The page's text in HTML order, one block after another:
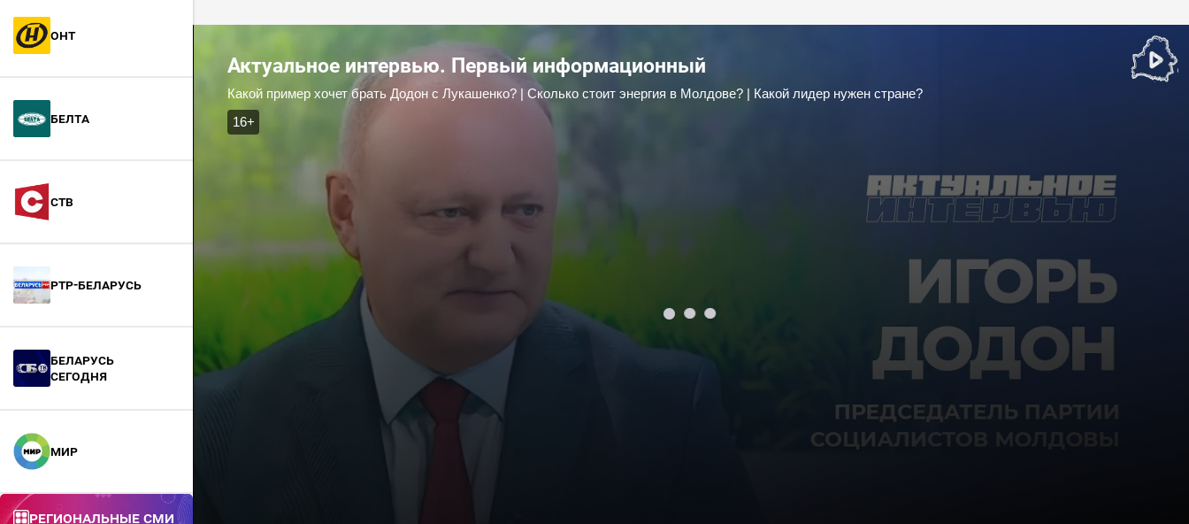
ОНТ
БелТА
СТВ
РТР-Беларусь
БЕЛАРУСЬ
СЕГОДНЯ
МИР
Региональные СМИ
Актуальное интервью. Первый информационный
Какой пример хочет брать Додон с Лукашенко? | Сколько стоит энергия в Молдове? | Какой лидер нужен стране?
16+